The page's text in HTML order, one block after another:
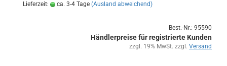
Lieferzeit: ca. 3-4 Tage (Ausland abweichend)
Best.-Nr.: 95590
Händlerpreise für registrierte Kunden
zzgl. 19% MwSt. zzgl. Versand